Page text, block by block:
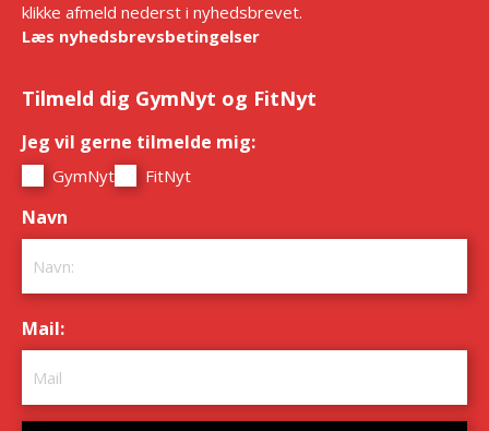
klikke afmeld nederst i nyhedsbrevet.
Læs nyhedsbrevsbetingelser
Tilmeld dig GymNyt og FitNyt
Jeg vil gerne tilmelde mig:
GymNyt FitNyt
Navn
Mail: